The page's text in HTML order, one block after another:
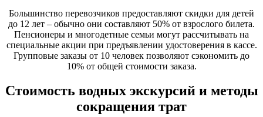
Большинство перевозчиков предоставляют скидки для детей
до 12 лет – обычно они составляют 50% от взрослого билета.
Пенсионеры и многодетные семьи могут рассчитывать на
специальные акции при предъявлении удостоверения в кассе.
Групповые заказы от 10 человек позволяют сэкономить до
10% от общей стоимости заказа.
Стоимость водных экскурсий и методы
сокращения трат